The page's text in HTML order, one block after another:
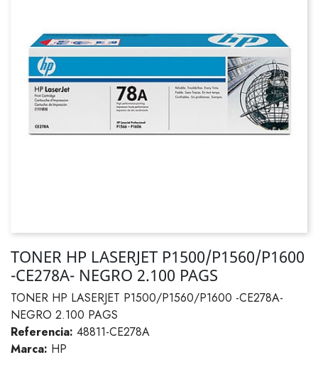
TONER HP LASERJET P1500/P1560/P1600
-CE278A- NEGRO 2.100 PAGS
TONER HP LASERJET P1500/P1560/P1600 -CE278A-
NEGRO 2.100 PAGS
Referencia: 48811-CE278A
Marca: HP